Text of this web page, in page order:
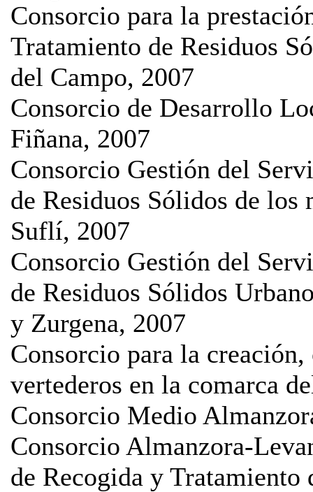
Consorcio para la
Tratamiento de Residuos
del Campo, 2007
Consorcio de Desarrollo
Fiñana, 2007
Consorcio Gestión del
de Residuos Sólidos de
Suflí, 2007
Consorcio Gestión del
de Residuos Sólidos
y Zurgena, 2007
Consorcio para la
vertederos en la comarca
Consorcio Medio
Consorcio Almanzora-
de Recogida y Tratamiento